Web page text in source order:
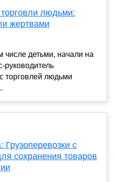
людьми:
жертвами
числе детьми, начали на
руководитель
торговлей людьми
Грузоперевозки с
сохранения товаров